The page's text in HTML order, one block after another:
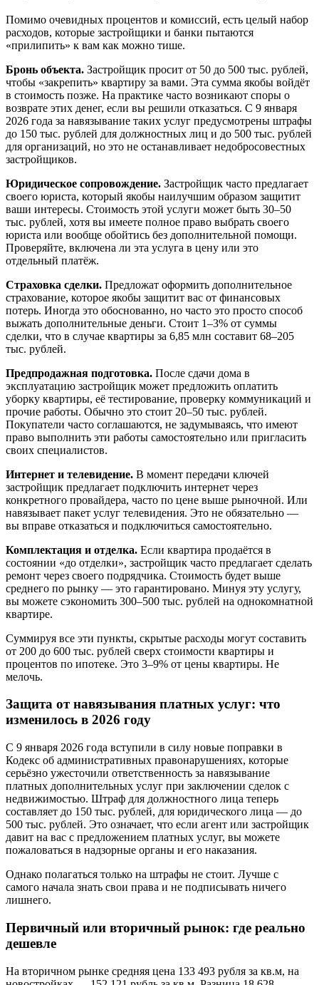
Помимо очевидных процентов и комиссий, есть целый набор
расходов, которые застройщики и банки пытаются
«прилипить» к вам как можно тише.
Бронь объекта. Застройщик просит от 50 до 500 тыс. рублей,
чтобы «закрепить» квартиру за вами. Эта сумма якобы войдёт
в стоимость позже. На практике часто возникают споры о
возврате этих денег, если вы решили отказаться. С 9 января
2026 года за навязывание таких услуг предусмотрены штрафы
до 150 тыс. рублей для должностных лиц и до 500 тыс. рублей
для организаций, но это не останавливает недобросовестных
застройщиков.
Юридическое сопровождение. Застройщик часто предлагает
своего юриста, который якобы наилучшим образом защитит
ваши интересы. Стоимость этой услуги может быть 30–50
тыс. рублей, хотя вы имеете полное право выбрать своего
юриста или вообще обойтись без дополнительной помощи.
Проверяйте, включена ли эта услуга в цену или это
отдельный платёж.
Страховка сделки. Предложат оформить дополнительное
страхование, которое якобы защитит вас от финансовых
потерь. Иногда это обоснованно, но часто это просто способ
выжать дополнительные деньги. Стоит 1–3% от суммы
сделки, что в случае квартиры за 6,85 млн составит 68–205
тыс. рублей.
Предпродажная подготовка. После сдачи дома в
эксплуатацию застройщик может предложить оплатить
уборку квартиры, её тестирование, проверку коммуникаций и
прочие работы. Обычно это стоит 20–50 тыс. рублей.
Покупатели часто соглашаются, не задумываясь, что имеют
право выполнить эти работы самостоятельно или пригласить
своих специалистов.
Интернет и телевидение. В момент передачи ключей
застройщик предлагает подключить интернет через
конкретного провайдера, часто по цене выше рыночной. Или
навязывает пакет услуг телевидения. Это не обязательно —
вы вправе отказаться и подключиться самостоятельно.
Комплектация и отделка. Если квартира продаётся в
состоянии «до отделки», застройщик часто предлагает сделать
ремонт через своего подрядчика. Стоимость будет выше
среднего по рынку — это гарантировано. Минуя эту услугу,
вы можете сэкономить 300–500 тыс. рублей на однокомнатной
квартире.
Суммируя все эти пункты, скрытые расходы могут составить
от 200 до 600 тыс. рублей сверх стоимости квартиры и
процентов по ипотеке. Это 3–9% от цены квартиры. Не
мелочь.
Защита от навязывания платных услуг: что
изменилось в 2026 году
С 9 января 2026 года вступили в силу новые поправки в
Кодекс об административных правонарушениях, которые
серьёзно ужесточили ответственность за навязывание
платных дополнительных услуг при заключении сделок с
недвижимостью. Штраф для должностного лица теперь
составляет до 150 тыс. рублей, для юридического лица — до
500 тыс. рублей. Это означает, что если агент или застройщик
давит на вас с предложением платных услуг, вы можете
пожаловаться в надзорные органы и его наказания.
Однако полагаться только на штрафы не стоит. Лучше с
самого начала знать свои права и не подписывать ничего
лишнего.
Первичный или вторичный рынок: где реально
дешевле
На вторичном рынке средняя цена 133 493 рубля за кв.м, на